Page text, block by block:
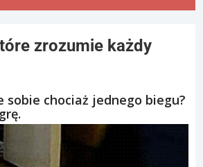
zrozumie każdy
sobie chociaż jednego biegu?